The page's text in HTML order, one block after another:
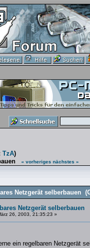
TzA)
« vorheriges nächstes »
Netzgerät selberbauen
Netzgerät selberbauen
26, 2003, 21:35:23 »
ein regelbaren Netzgerät